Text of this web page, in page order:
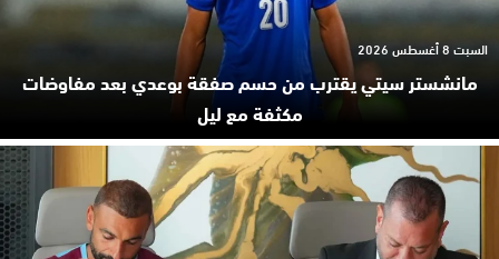
مانشستر سيتي يقترب من حسم صفقة بوعدي بعد مفاوضات
مكثفة مع ليل
السبت 8 أغسطس 2026